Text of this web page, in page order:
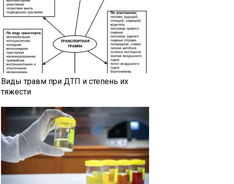
Виды травм при ДТП и степень их
тяжести